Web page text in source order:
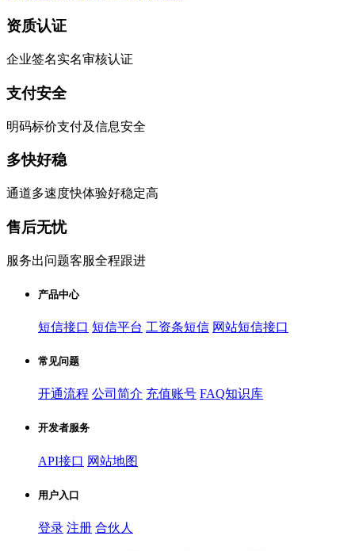
资质认证
企业签名实名审核认证
支付安全
明码标价支付及信息安全
多快好稳
通道多速度快体验好稳定高
售后无忧
服务出问题客服全程跟进
产品中心
短信接口 短信平台 工资条短信 网站短信接口
常见问题
开通流程 公司简介 充值账号 FAQ知识库
开发者服务
API接口 网站地图
用户入口
登录 注册 合伙人